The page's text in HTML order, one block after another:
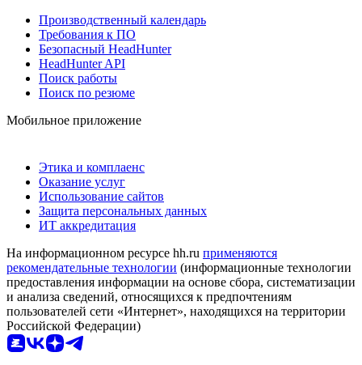
Производственный календарь
Требования к ПО
Безопасный HeadHunter
HeadHunter API
Поиск работы
Поиск по резюме
Мобильное приложение
Этика и комплаенс
Оказание услуг
Использование сайтов
Защита персональных данных
ИТ аккредитация
На информационном ресурсе hh.ru применяются
рекомендательные технологии (информационные технологии
предоставления информации на основе сбора, систематизации
и анализа сведений, относящихся к предпочтениям
пользователей сети «Интернет», находящихся на территории
Российской Федерации)